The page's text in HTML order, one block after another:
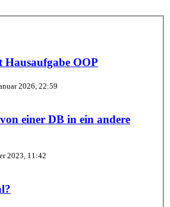
Hausaufgabe OOP
2026, 22:59
einer DB in ein andere
2023, 11:42